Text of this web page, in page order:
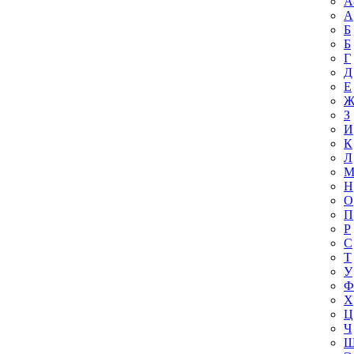
А
Б
Б
Г
Д
Е
Ж
З
И
К
Л
М
Н
О
П
Р
С
Т
У
Ф
Х
Ц
Ч